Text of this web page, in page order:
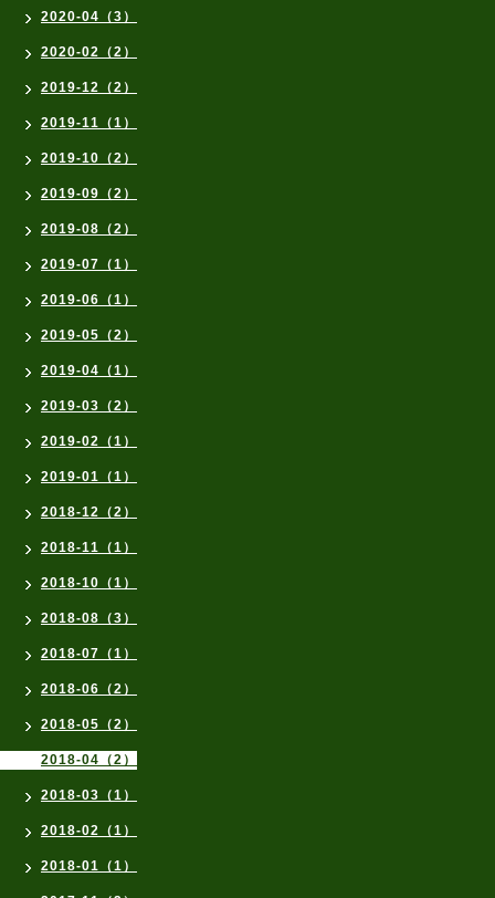
2020-04（3）
2020-02（2）
2019-12（2）
2019-11（1）
2019-10（2）
2019-09（2）
2019-08（2）
2019-07（1）
2019-06（1）
2019-05（2）
2019-04（1）
2019-03（2）
2019-02（1）
2019-01（1）
2018-12（2）
2018-11（1）
2018-10（1）
2018-08（3）
2018-07（1）
2018-06（2）
2018-05（2）
2018-04（2）
2018-03（1）
2018-02（1）
2018-01（1）